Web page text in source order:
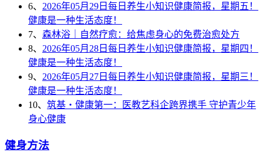
6、 2026年05月29日每日养生小知识健康简报，星期五！
健康是一种生活态度！
7、 森林浴｜自然疗愈：给焦虑身心的免费治愈处方
8、 2026年05月28日每日养生小知识健康简报，星期四！
健康是一种生活态度！
9、 2026年05月27日每日养生小知识健康简报，星期三！
健康是一种生活态度！
10、 筑基・健康第一：医教艺科企跨界携手 守护青少年
身心健康
健身方法